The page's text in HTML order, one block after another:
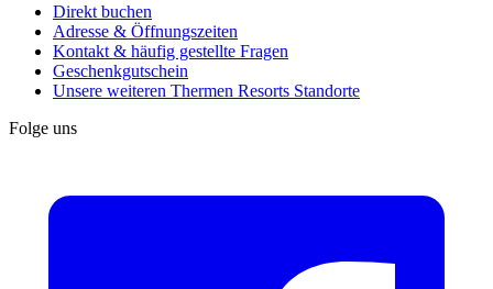
Direkt buchen
Adresse & Öffnungszeiten
Kontakt & häufig gestellte Fragen
Geschenkgutschein
Unsere weiteren Thermen Resorts Standorte
Folge uns